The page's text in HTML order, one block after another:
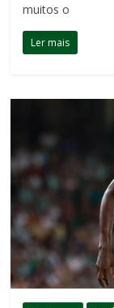
muitos o
Ler mais